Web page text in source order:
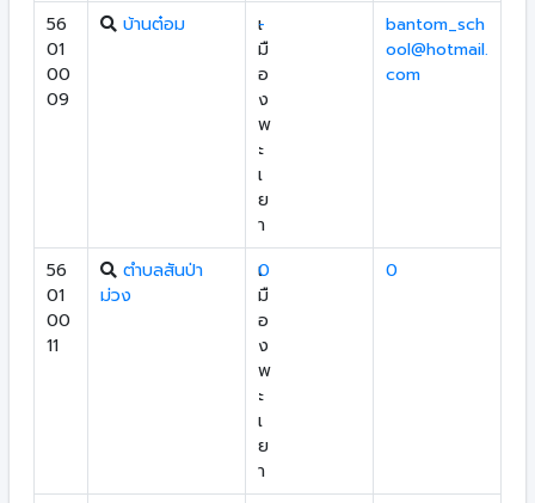
56
01
00
09
บ้านต๋อม
เ
มื
อ
ง
พ
ะ
เ
ย
า
-
bantom_sch
ool@hotmail.
com
56
01
00
11
ตำบลสันป่า
ม่วง
เ
มื
อ
ง
พ
ะ
เ
ย
า
0 0